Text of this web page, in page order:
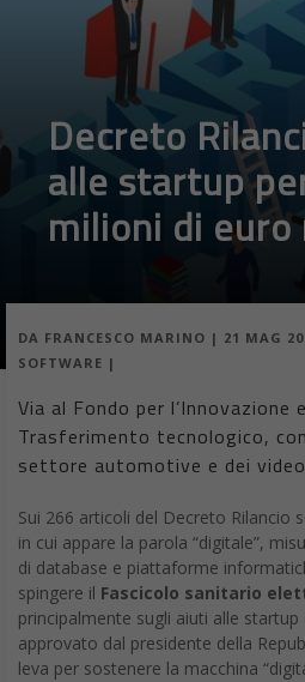
Decreto
alle startup
milioni di
DA FRANCESCO MARINO | 21 MAG
SOFTWARE |
Via al Fondo per l’Innovazione
Trasferimento tecnologico,
settore automotive e dei
Sui 266 articoli del Decreto Rilancio
in cui appare la parola “digitale”,
di database e piattaforme
spingere il Fascicolo sanitario
principalmente sugli aiuti alle
approvato dal presidente della
leva per sostenere la macchina